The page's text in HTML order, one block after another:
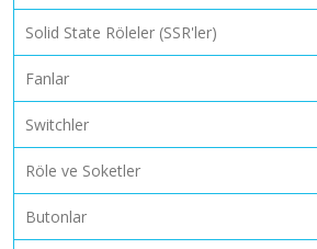
Solid State Röleler (SSR'ler)
Fanlar
Switchler
Röle ve Soketler
Butonlar